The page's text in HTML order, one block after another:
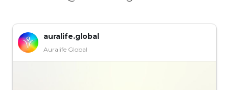
auralife.global
Auralife Global